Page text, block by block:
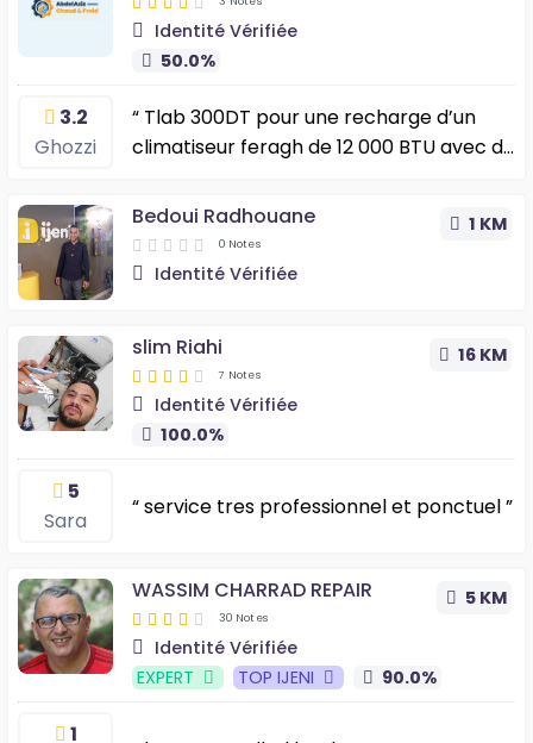
Identité Vérifiée
50.0%
3.2
Ghozzi
“ Tlab 300DT pour une recharge d’un
climatiseur feragh de 12 000 BTU avec du
bkadeh? Kaaly taw nefrah byk.. ”
1 KM
Bedoui Radhouane
0 Notes
Identité Vérifiée
16 KM
slim Riahi
7 Notes
Identité Vérifiée
100.0%
5
Sara
“ service tres professionnel et ponctuel ”
5 KM
WASSIM CHARRAD REPAIR
30 Notes
Identité Vérifiée
EXPERT
TOP IJENI 90.0%
1